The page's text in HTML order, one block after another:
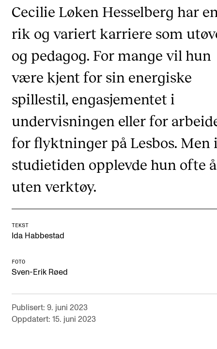
CERM
CREMAH
NordART
Publikasjoner
INTERNASJONALT
Utveksling
Samarbeidsprosjekter
AKTUELT
Ledige stillinger
Cecilie Løken Hesselberg har
rik og variert karriere som
og pedagog. For mange vil hun
være kjent for sin energiske
spillestil, engasjementet i
undervisningen eller for
for flyktninger på Lesbos. Men
studietiden opplevde hun ofte
uten verktøy.
TEKST
Ida Habbestad
FOTO
Sven-Erik Røed
Publisert: 9. juni 2023
Oppdatert: 15. juni 2023